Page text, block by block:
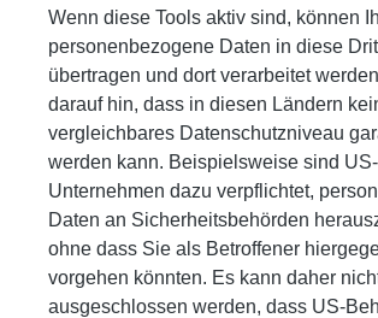
Wenn diese Tools aktiv sind, können
personenbezogene Daten in diese
übertragen und dort verarbeitet
darauf hin, dass in diesen Ländern
vergleichbares Datenschutzniveau
werden kann. Beispielsweise sind US-
Unternehmen dazu verpflichtet,
Daten an Sicherheitsbehörden
ohne dass Sie als Betroffener
vorgehen könnten. Es kann daher
ausgeschlossen werden, dass US-